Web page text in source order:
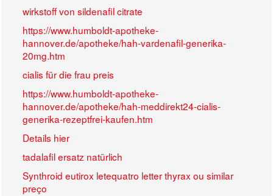
wirkstoff von sildenafil citrate
https://www.humboldt-apotheke-
hannover.de/apotheke/hah-vardenafil-generika-
20mg.htm
cialis für die frau preis
https://www.humboldt-apotheke-
hannover.de/apotheke/hah-meddirekt24-cialis-
generika-rezeptfrei-kaufen.htm
Details hier
tadalafil ersatz natürlich
Synthroid eutirox letequatro letter thyrax ou similar
preço